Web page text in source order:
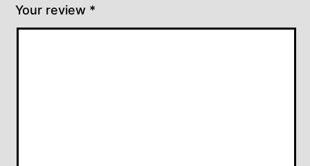
Your review *